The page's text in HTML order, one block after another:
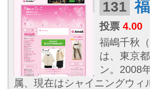
131
投票 4.00
福嶋千秋
は、東京
ン。2008
属、現在はシャイニングウィ